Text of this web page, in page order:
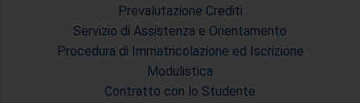
Prevalutazione Crediti
Servizio di Assistenza e Orientamento
Procedura di Immatricolazione ed Iscrizione
Modulistica
Contratto con lo Studente